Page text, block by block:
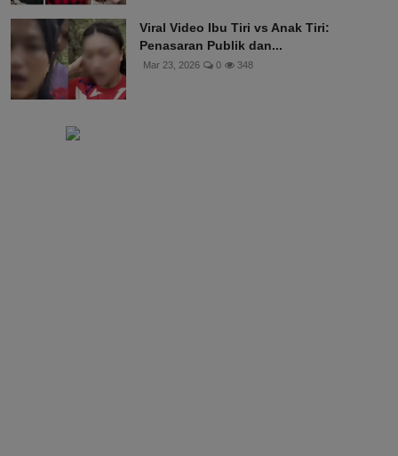
Viral Video Ibu Tiri vs Anak Tiri:
Penasaran Publik dan...
Mar 23, 2026 0 348